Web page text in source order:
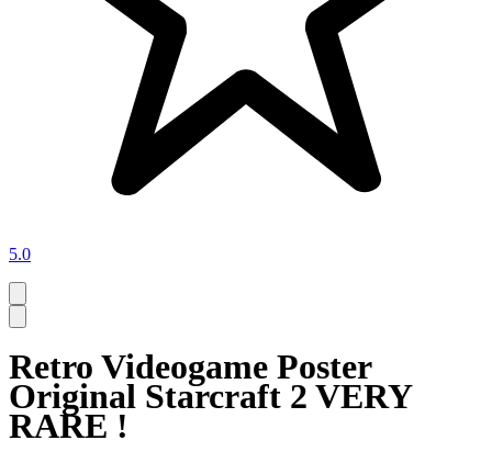
5.0
Retro Videogame Poster
Original Starcraft 2 VERY
RARE !